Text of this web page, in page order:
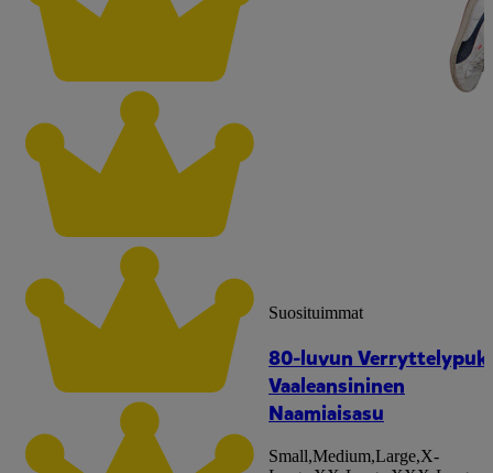
Suosituimmat
80-luvun
Vaaleansininen
Naamiaisasu
Small,Medium,Large,X-